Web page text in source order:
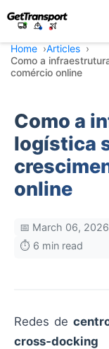
Home
Articles
Como a
comércio online
Como a
logística
online
📅 March 06, 2026
⏱️ 6 min read
Redes de
cross‑docking